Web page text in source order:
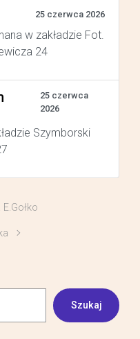
25 czerwca 2026
w zakładzie Fot.
24
25 czerwca
2026
Szymborski
Szukaj